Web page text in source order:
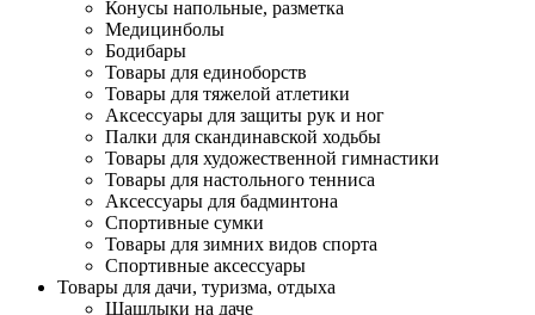
Конусы напольные, разметка
Медицинболы
Бодибары
Товары для единоборств
Товары для тяжелой атлетики
Аксессуары для защиты рук и ног
Палки для скандинавской ходьбы
Товары для художественной гимнастики
Товары для настольного тенниса
Аксессуары для бадминтона
Спортивные сумки
Товары для зимних видов спорта
Спортивные аксессуары
Товары для дачи, туризма, отдыха
Шашлыки на даче